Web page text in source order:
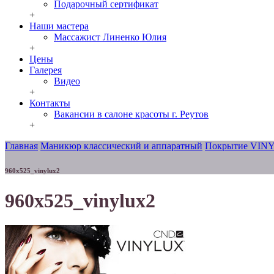
Подарочный сертификат
+
Наши мастера
Массажист Линенко Юлия
+
Цены
Галерея
Видео
+
Контакты
Вакансии в салоне красоты г. Реутов
+
Главная Маникюр классический и аппаратный Покрытие
960x525_vinylux2
960x525_vinylux2